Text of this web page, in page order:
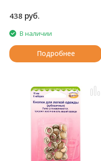
438 руб.
В наличии
Подробнее